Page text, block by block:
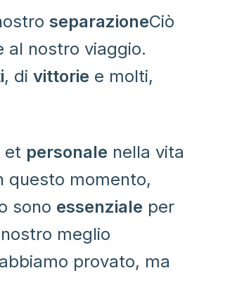
separazioneCiò
al nostro viaggio.
, divittorie e molti,
et personale nella vita
questo momento,
sono essenziale per
meglio
provato, ma